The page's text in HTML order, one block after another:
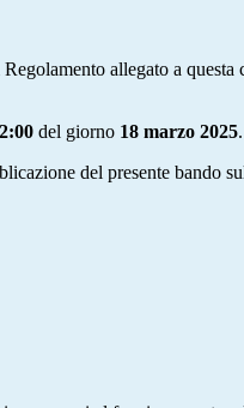
allegato a
del giorno 18 marzo 2025.
del presente bando